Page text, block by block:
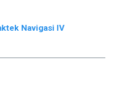
Navigasi IV